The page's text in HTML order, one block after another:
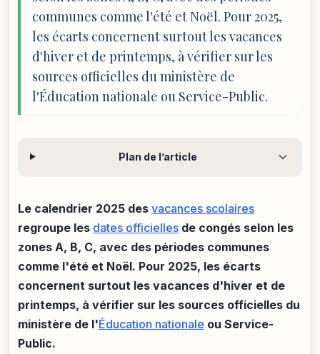
communes comme l'été et Noël. Pour 2025,
les écarts concernent surtout les vacances
d'hiver et de printemps, à vérifier sur les
sources officielles du ministère de
l'Éducation nationale ou Service-Public.
Plan de l’article
Le calendrier 2025 des vacances scolaires
regroupe les dates officielles de congés selon les
zones A, B, C, avec des périodes communes
comme l'été et Noël. Pour 2025, les écarts
concernent surtout les vacances d'hiver et de
printemps, à vérifier sur les sources officielles du
ministère de l'Éducation nationale ou Service-
Public.